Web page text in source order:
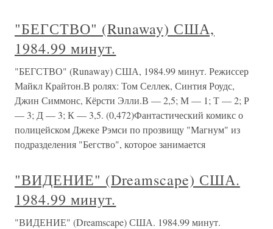
"БЕГСТВО" (Runaway) США,
1984.99 минут.
"БЕГСТВО" (Runaway) США, 1984.99 минут. Режиссер
Майкл Крайтон.В ролях: Том Селлек, Синтия Роудс,
Джин Симмонс, Кёрсти Элли.В — 2,5; М — 1; Т — 2; Р
— 3; Д — 3; К — 3,5. (0,472)Фантастический комикс о
полицейском Джеке Рэмси по прозвищу "Магнум" из
подразделения "Бегство", которое занимается
"ВИДЕНИЕ" (Dreamscape) США.
1984.99 минут.
"ВИДЕНИЕ" (Dreamscape) США. 1984.99 минут.